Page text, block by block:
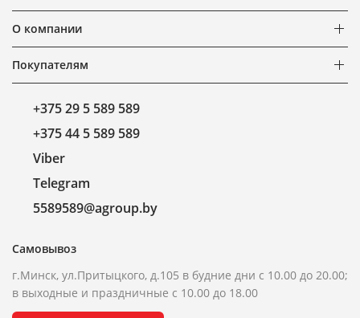
О компании
Покупателям
+375 29 5 589 589
+375 44 5 589 589
Viber
Telegram
5589589@agroup.by
Самовывоз
г.Минск, ул.Притыцкого, д.105 в будние дни с 10.00 до 20.00;
в выходные и праздничные с 10.00 до 18.00